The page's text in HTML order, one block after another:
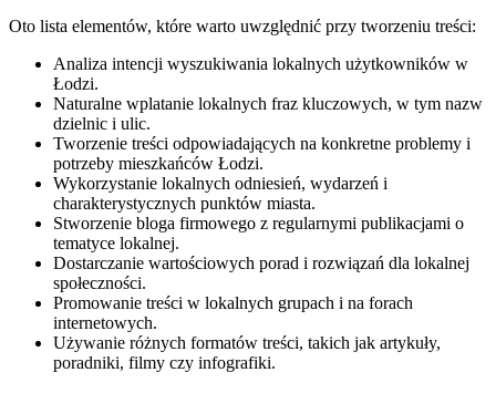
Oto lista elementów, które warto uwzględnić przy tworzeniu treści:
Analiza intencji wyszukiwania lokalnych użytkowników w
Łodzi.
Naturalne wplatanie lokalnych fraz kluczowych, w tym nazw
dzielnic i ulic.
Tworzenie treści odpowiadających na konkretne problemy i
potrzeby mieszkańców Łodzi.
Wykorzystanie lokalnych odniesień, wydarzeń i
charakterystycznych punktów miasta.
Stworzenie bloga firmowego z regularnymi publikacjami o
tematyce lokalnej.
Dostarczanie wartościowych porad i rozwiązań dla lokalnej
społeczności.
Promowanie treści w lokalnych grupach i na forach
internetowych.
Używanie różnych formatów treści, takich jak artykuły,
poradniki, filmy czy infografiki.